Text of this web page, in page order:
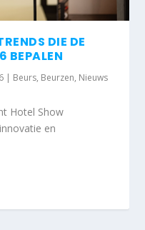
DIE DE
BEPALEN
| Beurs, Beurzen, Nieuws
Hotel Show
en